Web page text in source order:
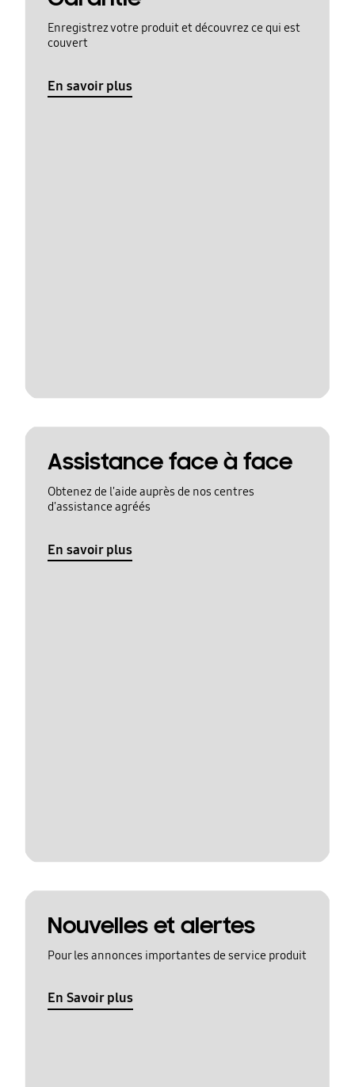
Enregistrez votre produit et découvrez ce qui est
couvert
En savoir plus
Assistance face à face
Obtenez de l'aide auprès de nos centres
d'assistance agréés
En savoir plus
Nouvelles et alertes
Pour les annonces importantes de service produit
En Savoir plus